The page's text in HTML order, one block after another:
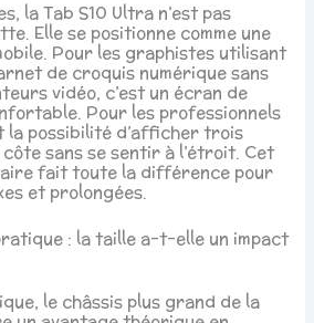
la Tab S10 Ultra n’est pas
Elle se positionne comme une
Pour les graphistes utilisant
de croquis numérique sans
vidéo, c’est un écran de
Pour les professionnels
la possibilité d’afficher trois
sans se sentir à l’étroit. Cet
fait toute la différence pour
et prolongées.
: la taille a-t-elle un impact
le châssis plus grand de la